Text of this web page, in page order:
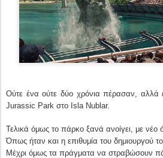
Ούτε ένα ούτε δύο χρόνια πέρασαν, αλλά
Jurassic Park στο Isla Nublar.
Τελικά όμως το πάρκο ξανά ανοίγει, με νέο
Όπως ήταν και η επιθυμία του δημιουργού
Μέχρι όμως τα πράγματα να στραβώσουν